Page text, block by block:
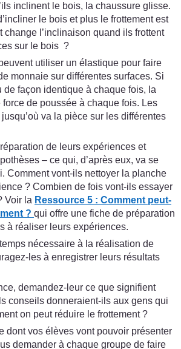
inclinent le bois, la chaussure glisse.
le bois et plus le frottement est
change l’inclinaison quand ils frottent
sur le bois ?
utiliser un élastique pour faire
monnaie sur différentes surfaces. Si
de façon identique à chaque fois, la
de poussée à chaque fois. Les
va la pièce sur les différentes
de leurs expériences et
– ce qui, d’après eux, va se
Comment vont-ils nettoyer la planche
? Combien de fois vont-ils essayer
Voir la Ressource 5 : Comment peut-
? qui offre une fiche de préparation
à réaliser leurs expériences.
nécessaire à la réalisation de
les à enregistrer leurs résultats
demandez-leur ce que signifient
conseils donneraient-ils aux gens qui
on peut réduire le frottement ?
dont vos élèves vont pouvoir présenter
demander à chaque groupe de faire